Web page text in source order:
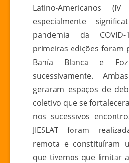
Latino-Americanos (IV
especialmente
pandemia da
primeiras edições foram
Bahía Blanca e
sucessivamente.
geraram espaços de
coletivo que se
nos sucessivos
JIESLAT foram
remota e constituíram
que tivemos que limitar